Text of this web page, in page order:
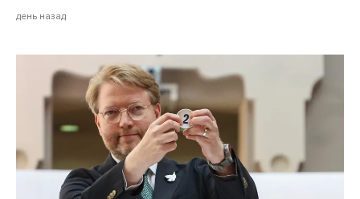
день назад